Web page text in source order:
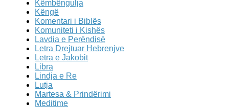
Këmbëngulja
Këngë
Komentari i Biblës
Komuniteti i Kishës
Lavdia e Perëndisë
Letra Drejtuar Hebrenjve
Letra e Jakobit
Libra
Lindja e Re
Lutja
Martesa & Prindërimi
Meditime